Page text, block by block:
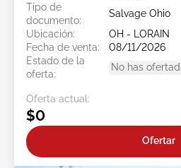
Tipo de
documento:
Salvage Ohio
Ubicación:
OH - LORAIN
Fecha de venta:
08/11/2026
Estado de la
oferta:
No has
Oferta actual:
$0
Ofertar